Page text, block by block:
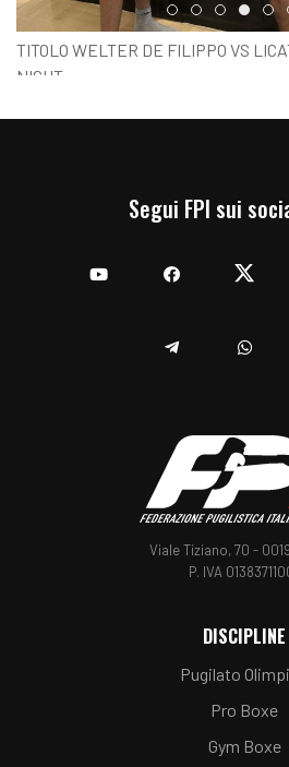
Item 0Item 1Item 2
Item
TITOLO WELTER DE FILIPPO VS
NIGHT
PESO UFFICIALE
Segui FPI sui
Viale Tiziano, 70 -
P. IVA
DISCIPLINE
Pugilato
Pro Boxe
Gym Boxe